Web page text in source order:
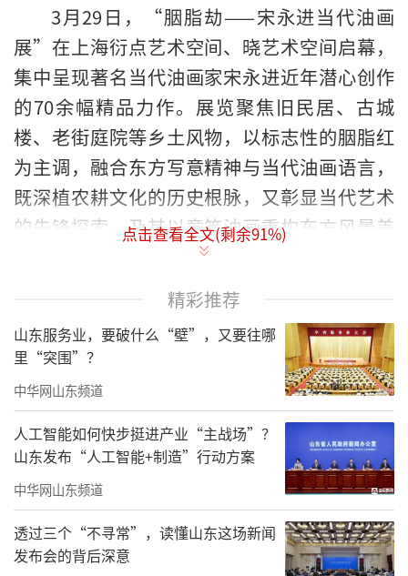
3月29日，“胭脂劫——宋永进当代油画
展”在上海衍点艺术空间、晓艺术空间启幕，
集中呈现著名当代油画家宋永进近年潜心创作
的70余幅精品力作。展览聚焦旧民居、古城
楼、老街庭院等乡土风物，以标志性的胭脂红
为主调，融合东方写意精神与当代油画语言，
既深植农耕文化的历史根脉，又彰显当代艺术
的先锋探索，及其以意笔油画重构东方风景美
学的深邃思考与创作活力。开幕当日，戴士
和、黄阿忠等众多艺术界名家齐聚，学术研讨
深入、观展反响热烈。特采撷部分观展嘉宾的
真挚感言，以期与读者共赏其艺、共悟其心，
感受“胭脂劫”里的油彩温度与文化乡愁。
——编者按
点击查看全文(剩余91%)
精彩推荐
山东服务业，要破什么“壁”，又要往哪
里“突围”？
中华网山东频道
人工智能如何快步挺进产业“主战场”？
山东发布“人工智能+制造”行动方案
中华网山东频道
透过三个“不寻常”，读懂山东这场新闻
发布会的背后深意